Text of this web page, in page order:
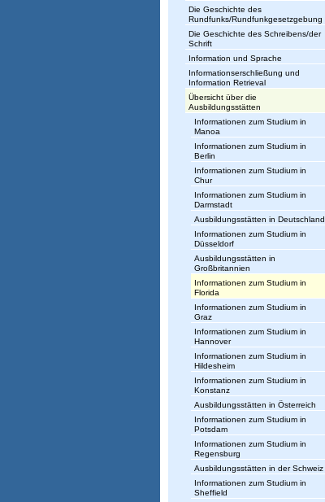
Die Geschichte des
Rundfunks/Rundfunkgesetzgebung
Die Geschichte des Schreibens/der
Schrift
Information und Sprache
Informationserschließung und
Information Retrieval
Übersicht über die
Ausbildungsstätten
Informationen zum Studium in
Manoa
Informationen zum Studium in
Berlin
Informationen zum Studium in
Chur
Informationen zum Studium in
Darmstadt
Ausbildungsstätten in Deutschland
Informationen zum Studium in
Düsseldorf
Ausbildungsstätten in
Großbritannien
Informationen zum Studium in
Florida
Informationen zum Studium in
Graz
Informationen zum Studium in
Hannover
Informationen zum Studium in
Hildesheim
Informationen zum Studium in
Konstanz
Ausbildungsstätten in Österreich
Informationen zum Studium in
Potsdam
Informationen zum Studium in
Regensburg
Ausbildungsstätten in der Schweiz
Informationen zum Studium in
Sheffield